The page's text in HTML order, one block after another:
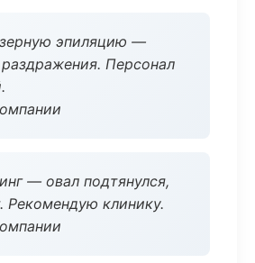
эпиляцию —
раздражения. Персонал
— овал подтянулся,
Рекомендую клинику.